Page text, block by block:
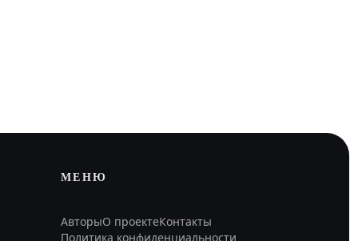
МЕНЮ
АвторыО проектеКонтакты
Политика конфиденциальности